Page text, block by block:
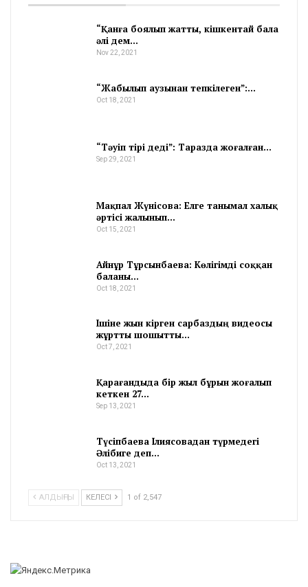
“Қанға боялып жатты, кішкентай бала
әлі дем…
Nov 22, 2021
“Жабылып аузынан тепкілеген”:…
Oct 18, 2021
“Тәуіп тірі деді”: Таразда жоғалған…
Sep 29, 2021
Мақпал Жүнісова: Елге танымал халық
әртісі жалынып…
Oct 15, 2021
Айнұр Тұрсынбаева: Көлігімді соққан
баланы…
Oct 18, 2021
Ішіне жын кірген сарбаздың видеосы
жұртты шошытты…
Oct 7, 2021
Қарағандыда бір жыл бұрын жоғалып
кеткен 27…
Sep 13, 2021
Түсіпбаева Ілиясовадан түрмедегі
Әлібиге деп…
Oct 13, 2021
АЛДЫҢҒЫ КЕЛЕСІ 1 of 2,547